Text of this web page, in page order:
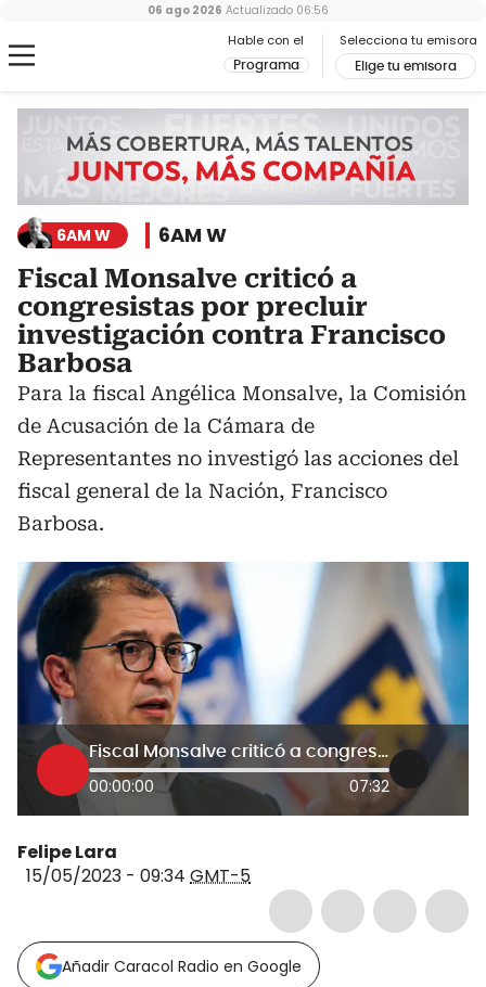
Hable con el
Programa
Selecciona tu emisora
Elige tu emisora
06 ago 2026 Actualizado 06:56
6AM W 6AM W
Fiscal Monsalve criticó a
congresistas por precluir
investigación contra Francisco
Barbosa
Para la fiscal Angélica Monsalve, la Comisión
de Acusación de la Cámara de
Representantes no investigó las acciones del
fiscal general de la Nación, Francisco
Barbosa.
Fiscal Monsalve criticó a congresistas por precluir investigación contra Francisco Barbosa
00:00:00 07:32
Felipe Lara
15/05/2023 - 09:34 GMT-5
Añadir Caracol Radio en Google